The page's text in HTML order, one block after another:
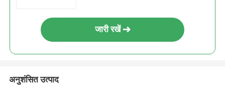
जारी रखें
अनुशंसित उत्पाद